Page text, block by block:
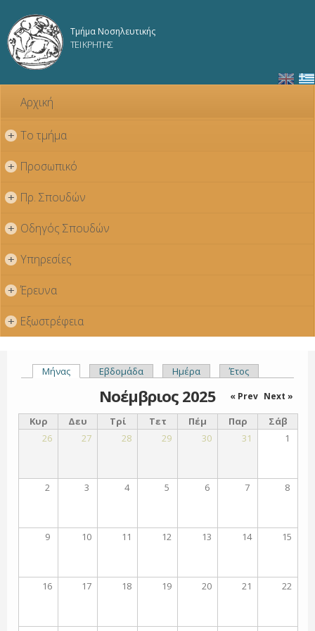
κυρίως
Τμήμα Νοσηλευτικής
ΤΕΙ ΚΡΗΤΗΣ
Αρχική
+ Το τμήμα
+ Προσωπικό
+ Πρ. Σπουδών
+ Οδηγός Σπουδών
+ Υπηρεσίες
+ Έρευνα
+ Εξωστρέφεια
Πρωτεύουσες καρτέλες
Μήνας(ενεργή καρτέλα)
Εβδομάδα Ημέρα Έτος
Νοέμβριος 2025 « Prev Next »
Κυρ Δευ Τρί Τετ Πέμ Παρ
Σάβ
26
27 28 29 30 31 1
2 3 4 5 6 7 8
9 10 11 12 13 14 15
16 17 18 19 20 21 22